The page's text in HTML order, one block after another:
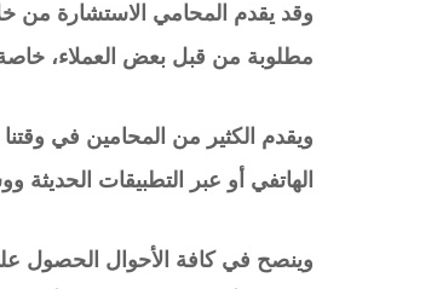
وقد يقدم المحامي الاستشارة من
مطلوبة من قبل بعض العملاء،
ويقدم الكثير من المحامين في
الهاتفي أو عبر التطبيقات الحديثة
وينصح في كافة الأحوال الحصول